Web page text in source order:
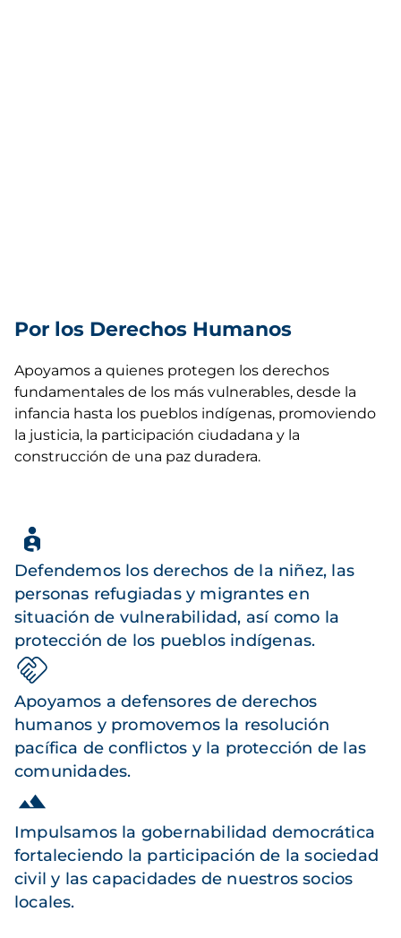
Por los Derechos Humanos
Apoyamos a quienes protegen los derechos
fundamentales de los más vulnerables, desde la
infancia hasta los pueblos indígenas, promoviendo
la justicia, la participación ciudadana y la
construcción de una paz duradera.
Defendemos los derechos de la niñez, las
personas refugiadas y migrantes en
situación de vulnerabilidad, así como la
protección de los pueblos indígenas.
Apoyamos a defensores de derechos
humanos y promovemos la resolución
pacífica de conflictos y la protección de las
comunidades.
Impulsamos la gobernabilidad democrática
fortaleciendo la participación de la sociedad
civil y las capacidades de nuestros socios
locales.